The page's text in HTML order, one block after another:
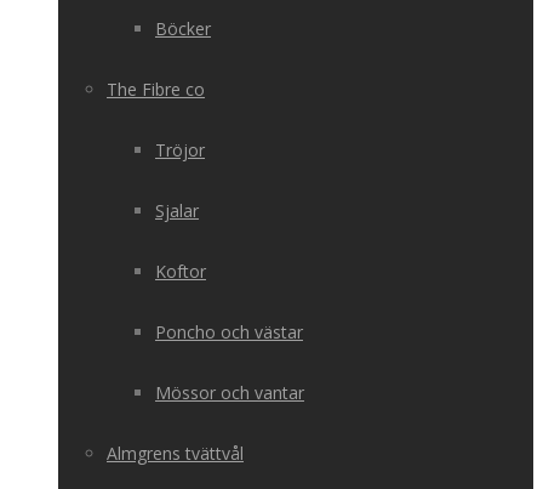
Böcker
The Fibre co
Tröjor
Sjalar
Koftor
Poncho och västar
Mössor och vantar
Almgrens tvättvål